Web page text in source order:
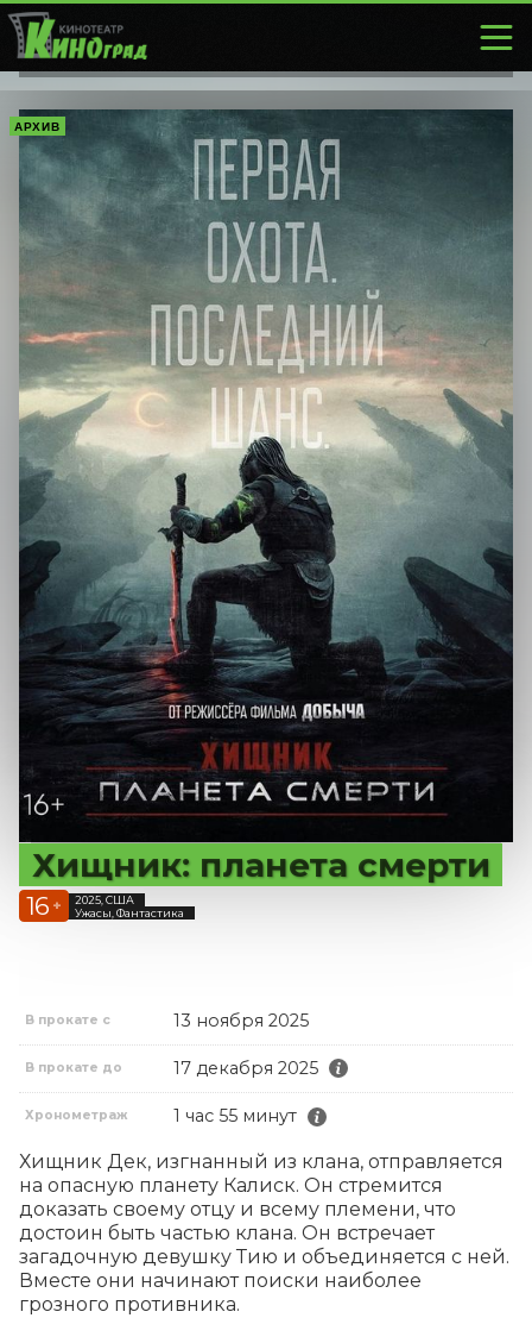
АРХИВ
Хищник: планета смерти
16 +
2025, США
Ужасы, Фантастика
В прокате с 13 ноября 2025
В прокате до 17 декабря 2025
Хронометраж 1 час 55 минут
Хищник Дек, изгнанный из клана, отправляется
на опасную планету Калиск. Он стремится
доказать своему отцу и всему племени, что
достоин быть частью клана. Он встречает
загадочную девушку Тию и объединяется с ней.
Вместе они начинают поиски наиболее
грозного противника.